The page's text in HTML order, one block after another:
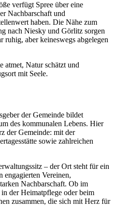
verfügt Spree über eine
Nachbarschaft und
haben. Die Nähe zum
nach Niesky und Görlitz sorgen
ruhig, aber keineswegs abgelegen
atmet, Natur schätzt und
mit Seele.
der Gemeinde bildet
des kommunalen Lebens. Hier
der Gemeinde: mit der
sowie zahlreichen
– der Ort steht für ein
engagierten Vereinen,
Nachbarschaft. Ob im
der Heimatpflege oder beim
zusammen, die sich mit Herz für